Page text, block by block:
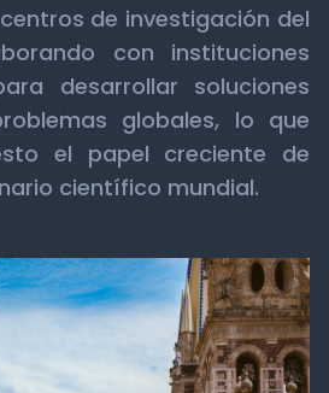
de investigación del
con instituciones
desarrollar soluciones
globales, lo que
el papel creciente de
científico mundial.